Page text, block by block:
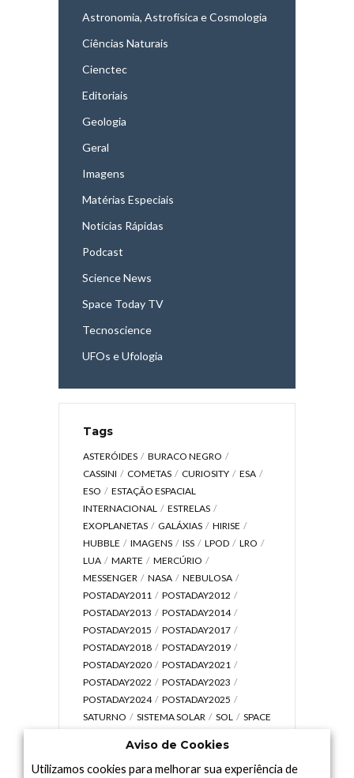
Astronomia, Astrofísica e Cosmologia
Ciências Naturais
Cienctec
Editoriais
Geologia
Geral
Imagens
Matérias Especiais
Notícias Rápidas
Podcast
Science News
Space Today TV
Tecnoscience
UFOs e Ufologia
Tags
ASTERÓIDES
BURACO NEGRO
CASSINI
COMETAS CURIOSITY
ESA
ESO
ESTAÇÃO ESPACIAL
INTERNACIONAL
ESTRELAS
EXOPLANETAS
GALÁXIAS
HIRISE
HUBBLE
IMAGENS ISS LPOD
LRO
LUA
MARTE
MERCÚRIO
MESSENGER
NASA
NEBULOSA
POSTADAY2011
POSTADAY2012
POSTADAY2013
POSTADAY2014
POSTADAY2015
POSTADAY2017
POSTADAY2018
POSTADAY2019
POSTADAY2020
POSTADAY2021
POSTADAY2022
POSTADAY2023
POSTADAY2024
POSTADAY2025
SATURNO
SISTEMA SOLAR SOL
SPACE
UNIVERSO
VÍDEO
Aviso de Cookies
Utilizamos cookies para melhorar sua experiência de